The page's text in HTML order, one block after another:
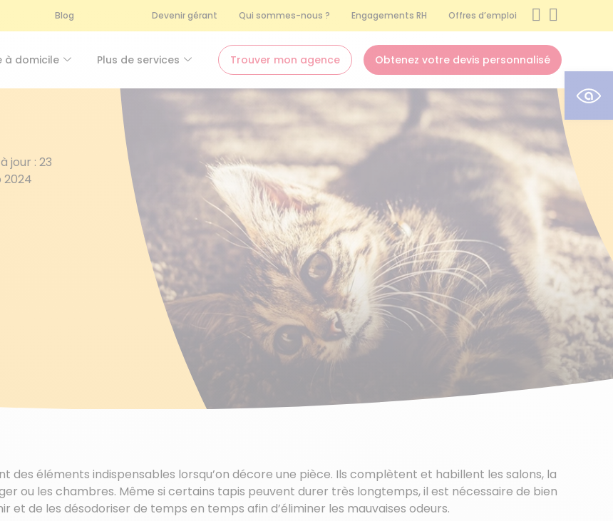
Blog Devenir gérant Qui sommes-nous ? Engagements RH Offres d’emploi
à domicile Plus de services Trouver mon agence Obtenez votre devis personnalisé
jour : 23
2024
des éléments indispensables lorsqu’on décore une pièce. Ils complètent et habillent les salons, la
ou les chambres. Même si certains tapis peuvent durer très longtemps, il est nécessaire de bien
et de les désodoriser de temps en temps afin d’éliminer les mauvaises odeurs.